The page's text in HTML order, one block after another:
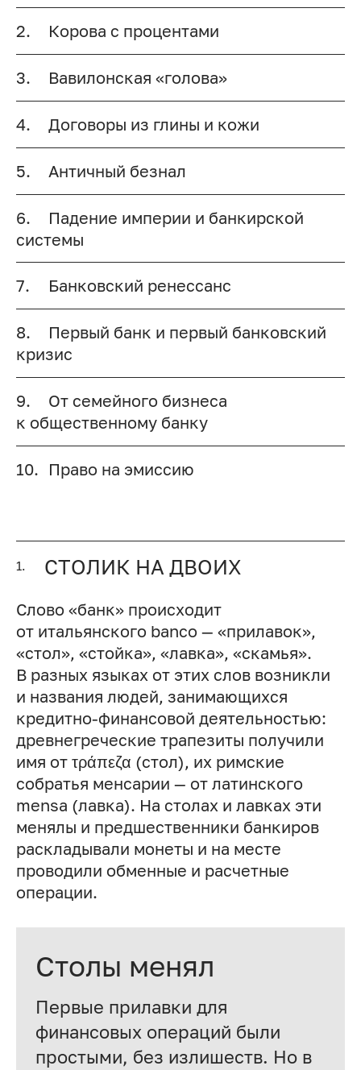
2. Корова с процентами
3. Вавилонская «голова»
4. Договоры из глины и кожи
5. Античный безнал
6.
Падение империи и банкирской
системы
7. Банковский ренессанс
8.
Первый банк и первый банковский
кризис
9.
От семейного бизнеса
к общественному банку
10. Право на эмиссию
1. СТОЛИК НА ДВОИХ
Слово «банк» происходит
от итальянского banco — «прилавок»,
«стол», «стойка», «лавка», «скамья».
В разных языках от этих слов возникли
и названия людей, занимающихся
кредитно-финансовой деятельностью:
древнегреческие трапезиты получили
имя от τράπεζα (стол), их римские
собратья менсарии — от латинского
mensa (лавка). На столах и лавках эти
менялы и предшественники банкиров
раскладывали монеты и на месте
проводили обменные и расчетные
операции.
Столы менял
Первые прилавки для
финансовых операций были
простыми, без излишеств. Но в